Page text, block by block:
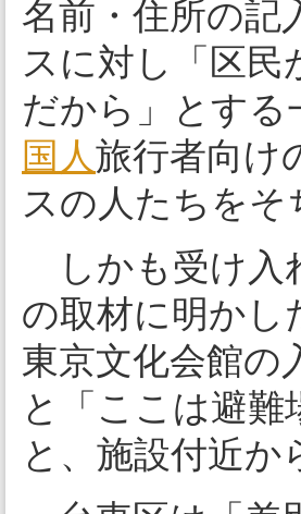
名前・住所の記
スに対し「区民
だから」とする
国人旅行者向け
スの人たちを
しかも受け入
の取材に明かし
東京文化会館の
と「ここは避
と、施設付近